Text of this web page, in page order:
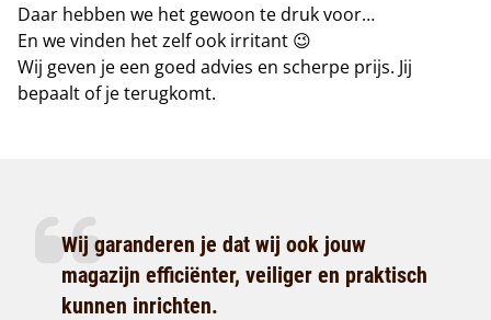
Daar hebben we het gewoon te druk voor…
En we vinden het zelf ook irritant 😉
Wij geven je een goed advies en scherpe prijs. Jij
bepaalt of je terugkomt.
Wij garanderen je dat wij ook jouw
magazijn efficiënter, veiliger en praktisch
kunnen inrichten.